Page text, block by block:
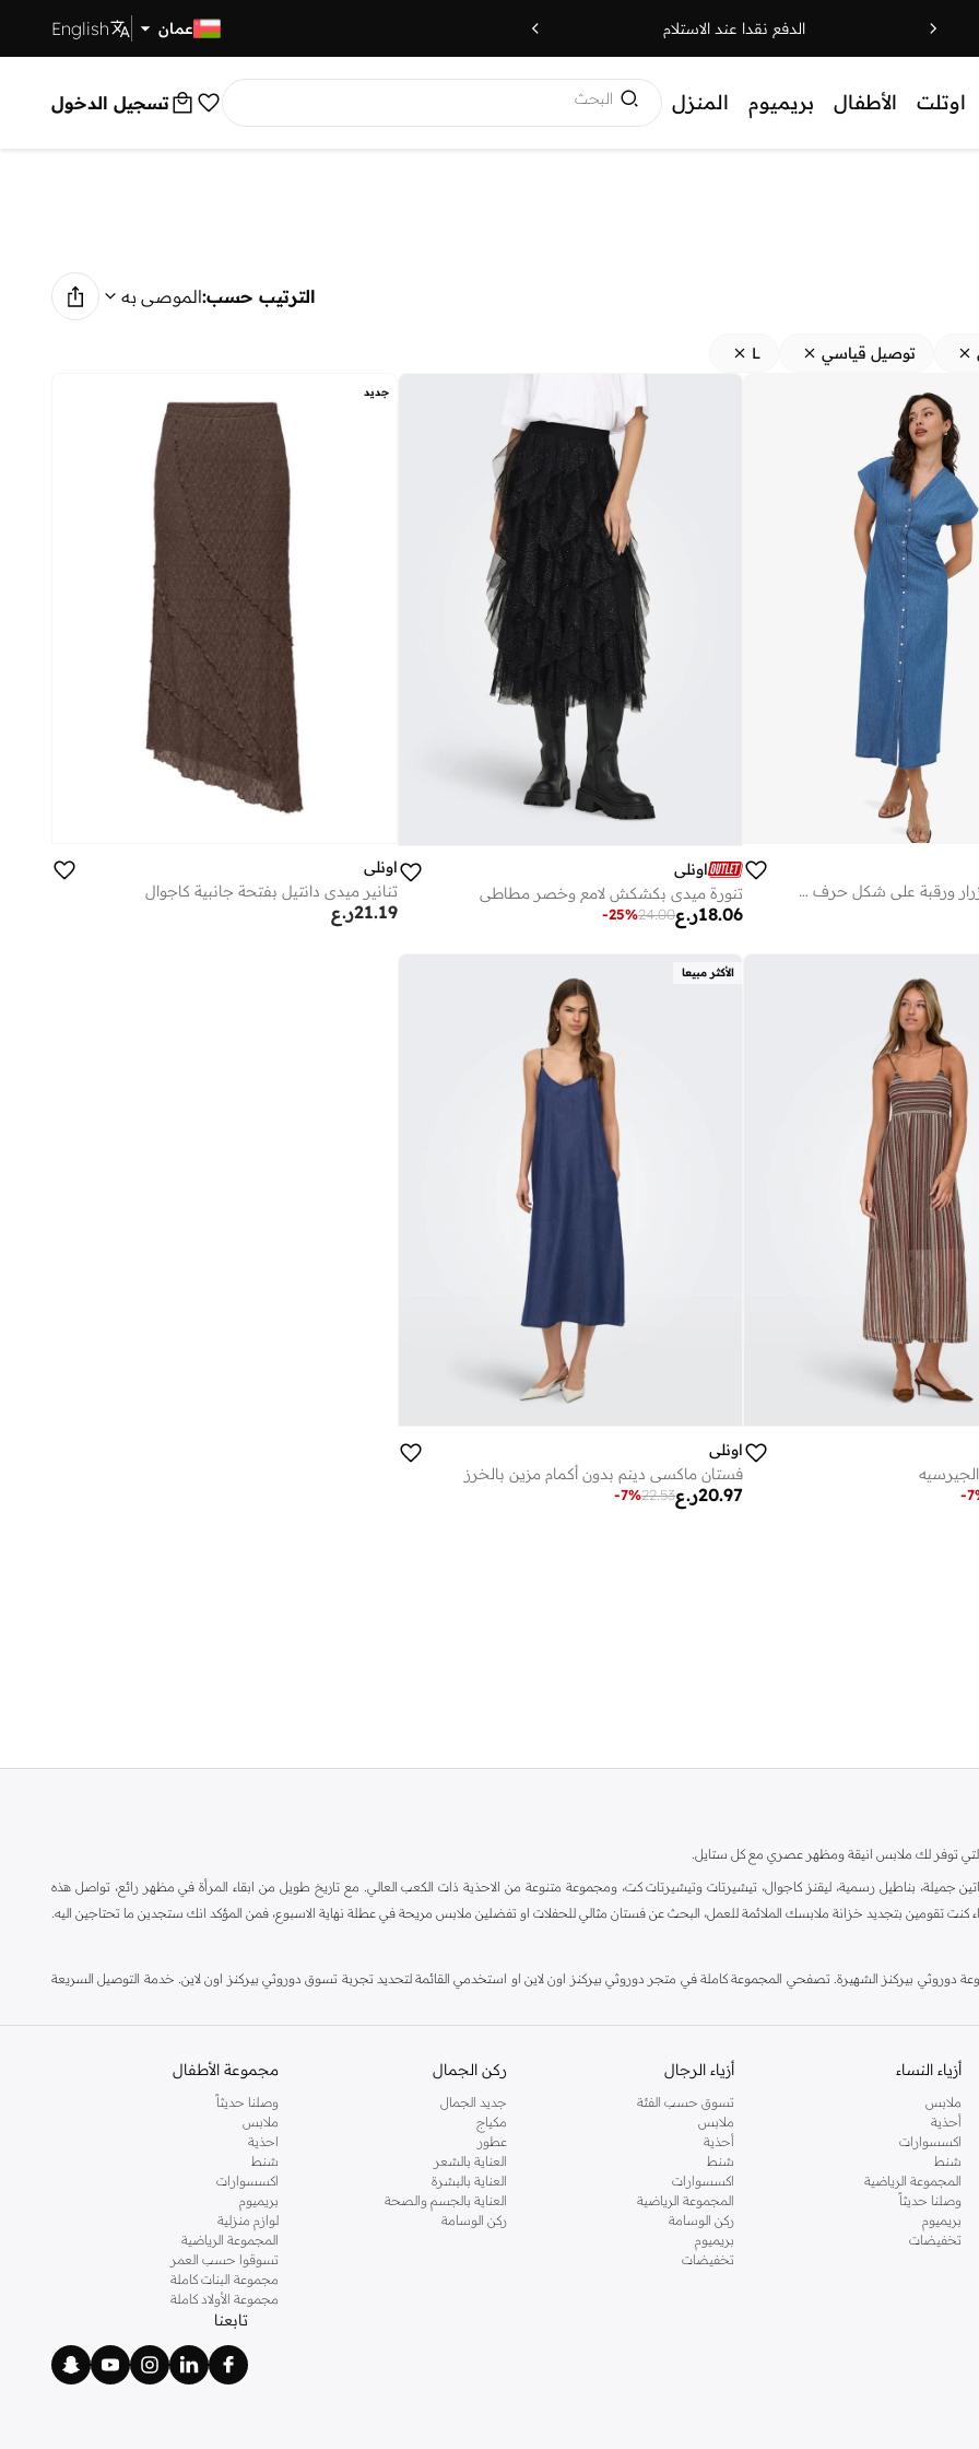
الدفع نقدا عند الاستلام عمان English
اوتلت الأطفال بريميوم المنزل البحث تسجيل الدخول
الترتيب حسب:الموصى به
توصيل قياسي L
فستان ماكسي بأزرار ورقبة على شكل حرف وأكمام قصيرة
اونلي
تنورة ميدي بكشكش لامع وخصر مطاطي
ر.ع18.06
24.00
-25%
جديد
اونلي
تنانير ميدي دانتيل بفتحة جانبية كاجوال
ر.ع21.19
-7
الأكثر مبيعا
اونلي
فستان ماكسي دينم بدون أكمام مزين بالخرز
ر.ع20.97
22.53
-7%
والتي توفر لك ملابس انيقة ومظهر عصري مع كل ستايل.
جميلة، بناطيل رسمية، ليقنز كاجوال، تيشيرتات وتيشيرتات كت، ومجموعة متنوعة من الاحذية ذات الكعب العالي. مع تاريخ طويل من ابقاء المرأة في مظهر رائع، تواصل هذه
كنت تقومين بتجديد خزانة ملابسك الملائمة للعمل، البحث عن فستان مثالي للحفلات او تفضلين ملابس مريحة في عطلة نهاية الاسبوع، فمن المؤكد انك ستجدين ما تحتاجين اليه.
بيركنز الشهيرة. تصفحي المجموعة كاملة في متجر دوروثي بيركنز اون لاين او استخدمي القائمة لتحديد تجربة تسوق دوروثي بيركنز اون لاين. خدمة التوصيل السريعة
أزياء النساء
ملابس
أحذية
اكسسوارات
شنط
المجموعة الرياضية
وصلنا حديثاً
بريميوم
تخفيضات
أزياء الرجال
تسوق حسب الفئة
ملابس
أحذية
شنط
اكسسوارات
المجموعة الرياضية
ركن الوسامة
بريميوم
تخفيضات
ركن الجمال
جديد الجمال
مكياج
عطور
العناية بالشعر
العناية بالبشرة
العناية بالجسم والصحة
ركن الوسامة
مجموعة الأطفال
وصلنا حديثاً
ملابس
احذية
شنط
اكسسوارات
بريميوم
لوازم منزلية
المجموعة الرياضية
تسوقوا حسب العمر
مجموعة البنات كاملة
مجموعة الأولاد كاملة
تابعنا